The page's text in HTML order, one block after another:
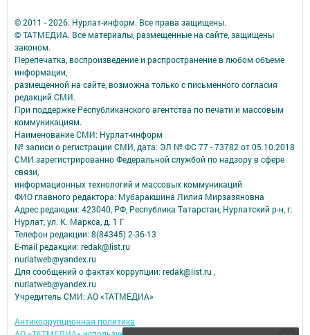
© 2011 - 2026. Нурлат-⁠информ. Все права защищены.
© ТАТМЕДИА. Все материалы, размещенные на сайте, защищены
законом.
Перепечатка, воспроизведение и распространение в любом объеме
информации,
размещенной на сайте, возможна только с письменного согласия
редакций СМИ.
При поддержке Республиканского агентства по печати и массовым
коммуникациям.
Наименование СМИ: Нурлат-⁠информ
№ записи о регистрации СМИ, дата: ЭЛ № ФС 77 -⁠ 73782 от 05.10.2018
СМИ зарегистрированно Федеральной службой по надзору в сфере
связи,
информационных технологий и массовых коммуникаций
ФИО главного редактора: Мубаракшина Лилия Мирзазяновна
Адрес редакции: 423040, РФ, Республика Татарстан, Нурлатский р-н, г.
Нурлат, ул. К. Маркса, д. 1 Г
Телефон редакции: 8(84345) 2-36-13
E-mail редакции: redak@list.ru
nurlatweb@yandex.ru
Для сообщений о фактах коррупции: redak@list.ru ,
nurlatweb@yandex.ru
Учредитель СМИ: АО «ТАТМЕДИА»
Антикоррупционная политика